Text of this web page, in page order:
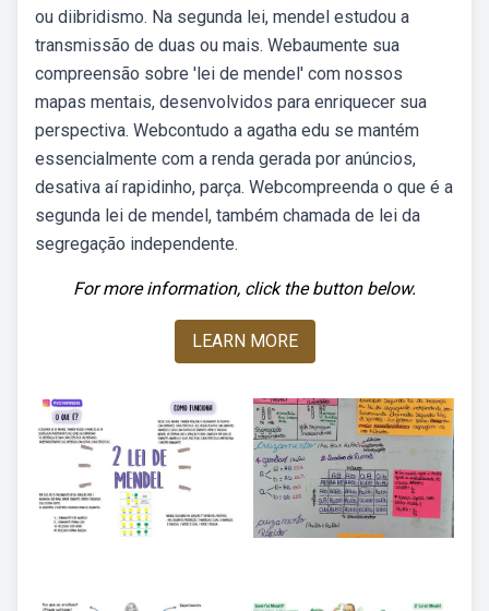
ou diibridismo. Na segunda lei, mendel estudou a
transmissão de duas ou mais. Webaumente sua
compreensão sobre 'lei de mendel' com nossos
mapas mentais, desenvolvidos para enriquecer sua
perspectiva. Webcontudo a agatha edu se mantém
essencialmente com a renda gerada por anúncios,
desativa aí rapidinho, parça. Webcompreenda o que é a
segunda lei de mendel, também chamada de lei da
segregação independente.
For more information, click the button below.
LEARN MORE